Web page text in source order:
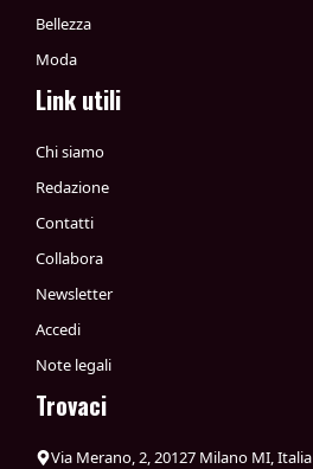
Bellezza
Moda
Link utili
Chi siamo
Redazione
Contatti
Collabora
Newsletter
Accedi
Note legali
Trovaci
Via Merano, 2, 20127 Milano MI, Italia